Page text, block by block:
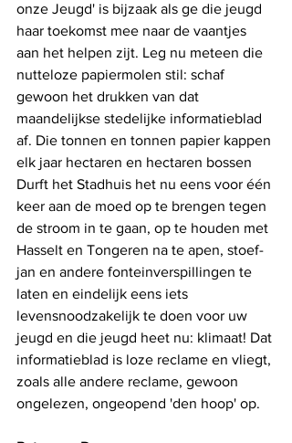
onze Jeugd' is bijzaak als ge die jeugd
haar toekomst mee naar de vaantjes
aan het helpen zijt. Leg nu meteen die
nutteloze papiermolen stil: schaf
gewoon het drukken van dat
maandelijkse stedelijke informatieblad
af. Die tonnen en tonnen papier kappen
elk jaar hectaren en hectaren bossen
Durft het Stadhuis het nu eens voor één
keer aan de moed op te brengen tegen
de stroom in te gaan, op te houden met
Hasselt en Tongeren na te apen, stoef-
jan en andere fonteinverspillingen te
laten en eindelijk eens iets
levensnoodzakelijk te doen voor uw
jeugd en die jeugd heet nu: klimaat! Dat
informatieblad is loze reclame en vliegt,
zoals alle andere reclame, gewoon
ongelezen, ongeopend 'den hoop' op.